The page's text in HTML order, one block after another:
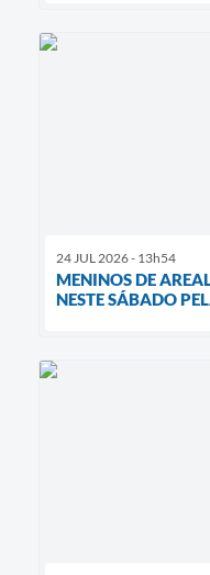
24 JUL 2026 - 13h54
MENINOS DE
NESTE SÁBADO